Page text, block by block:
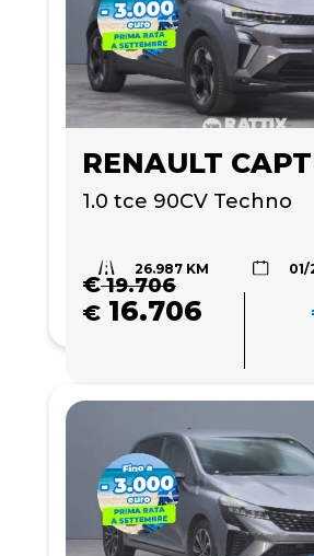
RENAULT
1.0 tce 90CV Techno
26.987 KM 01/
€19.706
€ 16.706